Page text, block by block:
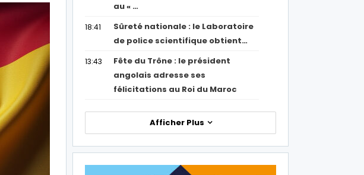
au « …
18:41
Sûreté nationale : le Laboratoire
de police scientifique obtient…
13:43
Fête du Trône : le président
angolais adresse ses
félicitations au Roi du Maroc
Afficher Plus